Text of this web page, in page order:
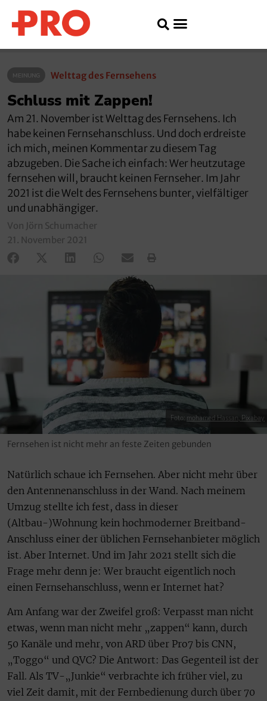
MEINUNG Welttag des Fernsehens
Schluss mit Zappen!
Am 21. November ist Welttag des Fernsehens. Ich
habe keinen Fernsehanschluss. Und doch erdreiste
ich mich, meinen Kommentar zu diesem Tag
abzugeben. Die Sache ich einfach: Wer heutzutage
fernsehen will, braucht keinen Fernseher. Im Jahr
2021 ist die Welt des Fernsehens bunter, vielfältiger
und unabhängiger.
Von Jörn Schumacher
21. November 2021
Foto: mohamed Hassan, Pixabay
Fernsehen ist nicht mehr an feste Zeiten gebunden
Natürlich schaue ich Fernsehen. Aber nicht mehr über
den Antennenanschluss in der Wand. Nach meinem
Umzug stellte ich fest, dass in dieser
(Altbau-)Wohnung kein hochmoderner Breitband-
Anschluss einer der üblichen Fernsehanbieter möglich
ist. Aber Internet. Und im Jahr 2021 stellt sich die
Frage mehr denn je: Wer braucht eigentlich noch
einen Fernsehanschluss, wenn er Internet hat?
Am Anfang war der Zweifel groß: Verpasst man nicht
etwas, wenn man nicht mehr „zappen“ kann, durch
50 Kanäle und mehr, von ARD über Pro7 bis CNN,
„Toggo“ und QVC? Die Antwort: Das Gegenteil ist der
Fall. Als TV-„Junkie“ verbrachte ich früher viel, zu
viel Zeit damit, mit der Fernbedienung durch über 70